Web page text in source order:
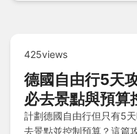
425views
德國自由行5天
必去景點與預算
計劃德國自由行但只有5
去景點並控制預算？這篇